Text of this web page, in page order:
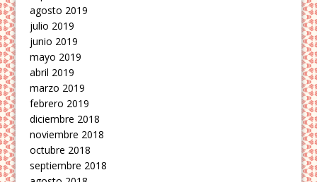
agosto 2019
julio 2019
junio 2019
mayo 2019
abril 2019
marzo 2019
febrero 2019
diciembre 2018
noviembre 2018
octubre 2018
septiembre 2018